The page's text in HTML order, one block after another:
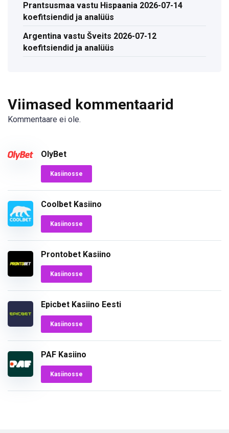
Prantsusmaa vastu Hispaania 2026-07-14
koefitsiendid ja analüüs
Argentina vastu Šveits 2026-07-12
koefitsiendid ja analüüs
Viimased kommentaarid
Kommentaare ei ole.
OlyBet
Kasiinosse
Coolbet Kasiino
Kasiinosse
Prontobet Kasiino
Kasiinosse
Epicbet Kasiino Eesti
Kasiinosse
PAF Kasiino
Kasiinosse